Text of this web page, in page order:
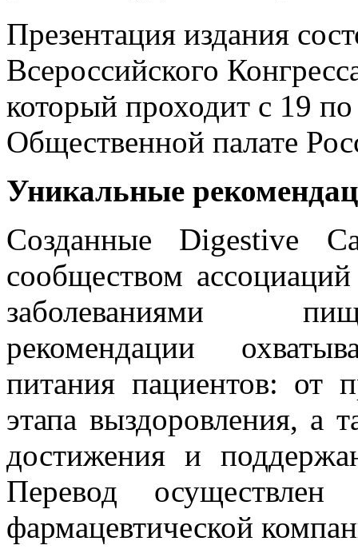
Презентация издания
Всероссийского
который проходит с 19
Общественной палате
Уникальные
Созданные Digestive
сообществом
заболеваниями
рекомендации
питания пациентов: от
этапа выздоровления, а
достижения и
Перевод
фармацевтической